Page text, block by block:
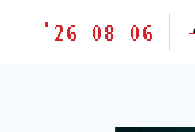
胶'26 08 06